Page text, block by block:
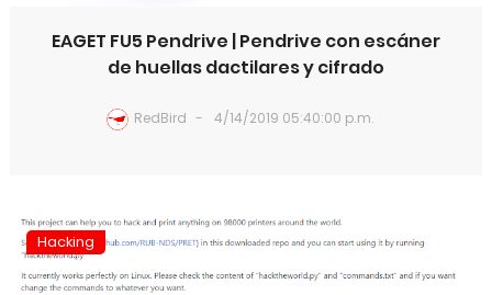
EAGET FU5 Pendrive | Pendrive con escáner
de huellas dactilares y cifrado
RedBird 4/14/2019 05:40:00 p.m.
Hacking